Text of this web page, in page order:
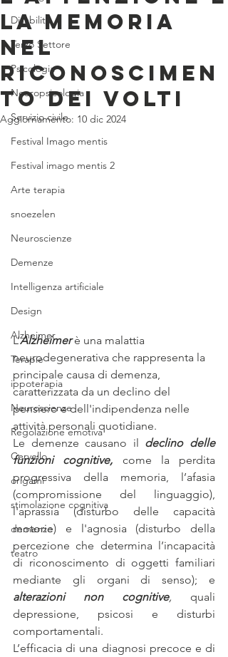
Disabilità
Terzo Settore
Psicologia
Neuropsicologia
Servizio civile
Festival Imago mentis
Festival imago mentis 2
Arte terapia
snoezelen
Neuroscienze
Demenze
Intelligenza artificiale
Design
Alzheimer
Terapie
ippoterapia
Neuroscienze
Regolazione emotiva
Cervello
origami
stimolazione cognitiva
demenze
teatro
LA MEMORIA
NEL
RICONOSCIMEN
TO DEI VOLTI
Aggiornamento: 10 dic 2024
L’Alzheimer è una malattia
neurodegenerativa che rappresenta la
principale causa di demenza,
caratterizzata da un declino del
pensiero e dell'indipendenza nelle
attività personali quotidiane.
Le demenze causano il declino delle
funzioni cognitive, come la perdita
progressiva della memoria, l’afasia
(compromissione del linguaggio),
l'aprassia (disturbo delle capacità
motorie) e l'agnosia (disturbo della
percezione che determina l’incapacità
di riconoscimento di oggetti familiari
alterazioni non cognitive, quali
depressione, psicosi e disturbi
comportamentali.
L’efficacia di una diagnosi precoce e di